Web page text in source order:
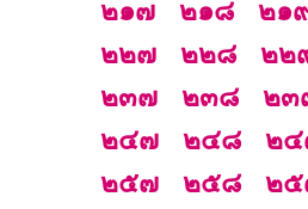
๒๑๗
๒๑๘
๒๑
๒๒๗
๒๒๘
๒๒
๒๓๗
๒๓๘
๒๓
๒๔๗
๒๔๘
๒
๒๕๗
๒๕๘
๒